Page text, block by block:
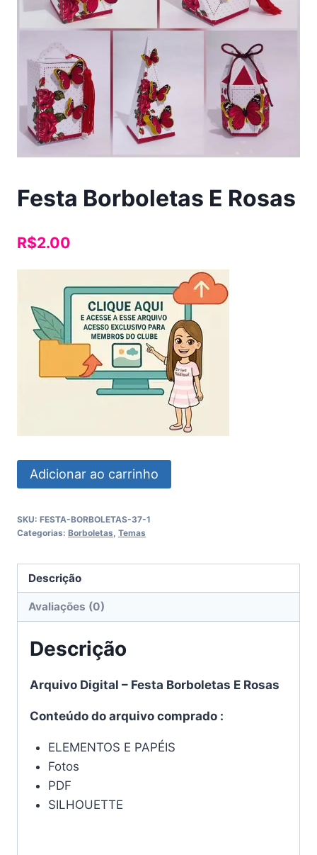
Festa Borboletas E Rosas
R$2.00
Festa
Borboletas
Rosas
Adicionar ao carrinho
SKU: FESTA-BORBOLETAS-37-1
Categorias: Borboletas, Temas
Descrição
Avaliações (0)
Descrição
Arquivo Digital – Festa Borboletas E Rosas
Conteúdo do arquivo comprado :
ELEMENTOS E PAPÉIS
Fotos
PDF
SILHOUETTE